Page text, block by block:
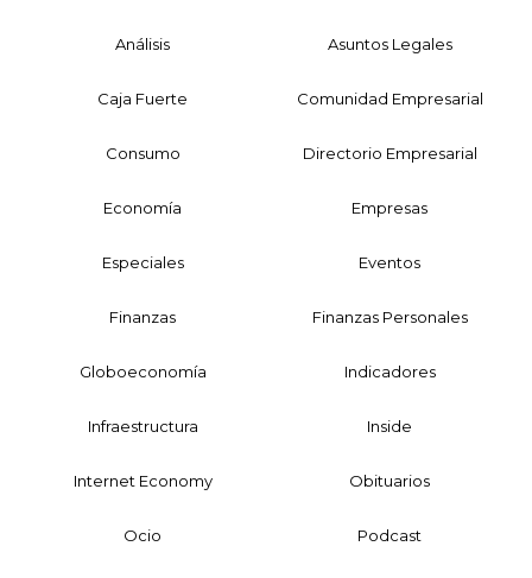
Análisis Asuntos Legales
Caja Fuerte Comunidad Empresarial
Consumo Directorio Empresarial
Economía Empresas
Especiales Eventos
Finanzas Finanzas Personales
Globoeconomía Indicadores
Infraestructura Inside
Internet Economy Obituarios
Ocio Podcast